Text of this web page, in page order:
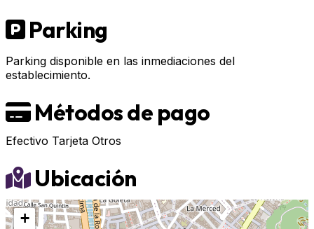
Parking
Parking disponible en las inmediaciones del
establecimiento.
Métodos de pago
Efectivo Tarjeta Otros
Ubicación
+